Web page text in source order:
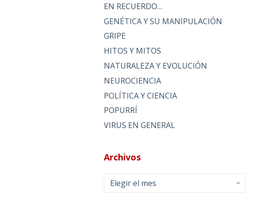
EN RECUERDO…
GENÉTICA Y SU MANIPULACIÓN
GRIPE
HITOS Y MITOS
NATURALEZA Y EVOLUCIÓN
NEUROCIENCIA
POLÍTICA Y CIENCIA
POPURRÍ
VIRUS EN GENERAL
Archivos
Archivos